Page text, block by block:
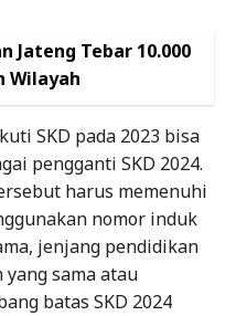
Jateng Tebar 10.000
Wilayah
SKD pada 2023 bisa
pengganti SKD 2024.
harus memenuhi
nomor induk
jenjang pendidikan
sama atau
batas SKD 2024